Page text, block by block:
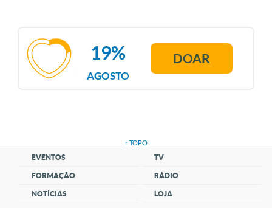
AGOSTO
19% DOAR
↑ TOPO
EVENTOS
FORMAÇÃO
NOTÍCIAS
TV
RÁDIO
LOJA